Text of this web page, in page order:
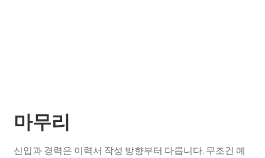
마무리
신입과 경력은 이력서 작성 방향부터 다릅니다. 무조건 예